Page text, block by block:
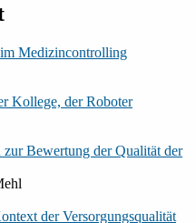
Medizincontrolling
Kollege, der Roboter
Bewertung der Qualität der
der Versorgungsqualität